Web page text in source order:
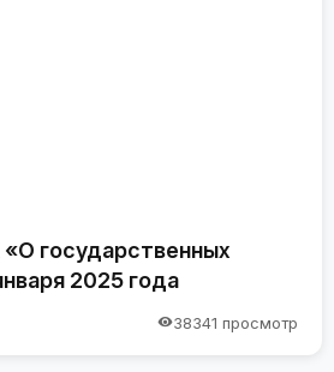
государственных
2025 года
38341 просмотр